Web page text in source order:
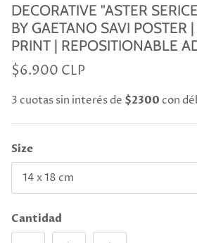
DECORATIVE "ASTER
BY GAETANO SAVI POSTER
PRINT | REPOSITIONABLE
$6.900 CLP
3 cuotas sin interés de $2300 con
Size
14 x 18 cm
Cantidad